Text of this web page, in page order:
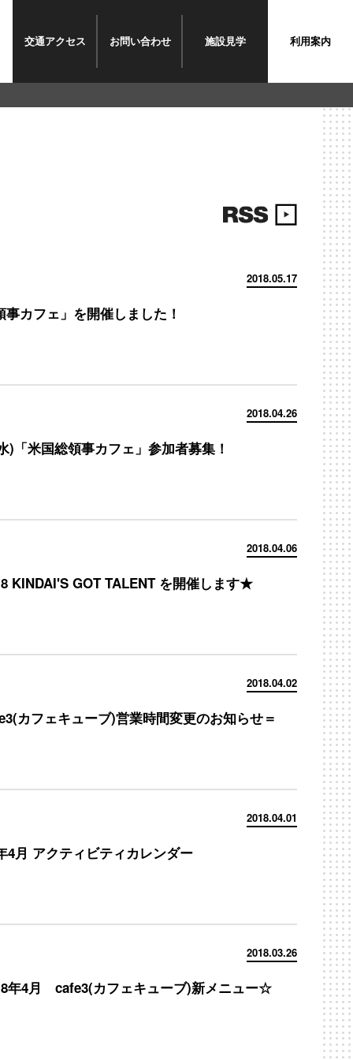
交通アクセス お問い合わせ 施設見学 利用案内
2018.05.17
事カフェ」を開催しました！
2018.04.26
)「米国総領事カフェ」参加者募集！
2018.04.06
KINDAI'S GOT TALENT を開催します★
2018.04.02
カフェキューブ)営業時間変更のお知らせ＝
2018.04.01
4月 アクティビティカレンダー
2018.03.26
年4月 cafe3(カフェキューブ)新メニュー☆